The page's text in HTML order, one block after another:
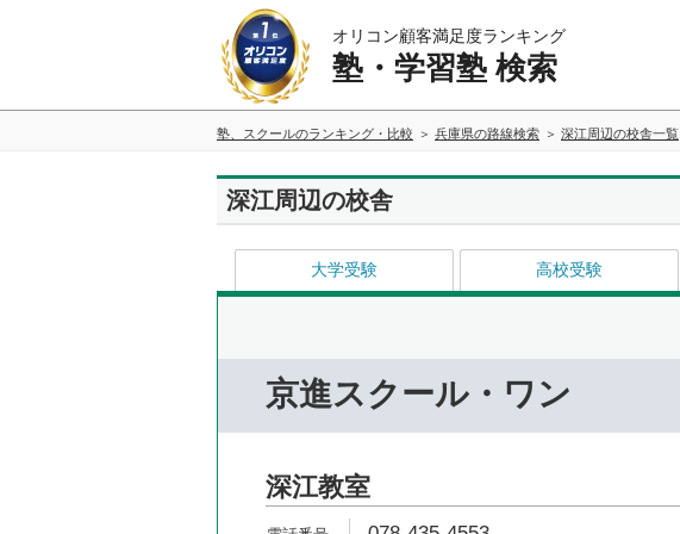
オリコン顧客満足度ランキング
塾・学習塾 検索
塾、スクールのランキング・比較 兵庫県の路線検索 深江周辺の校舎一覧
深江周辺の校舎
大学受験 高校受験
京進スクール・ワン
深江教室